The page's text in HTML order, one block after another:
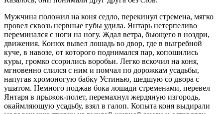
Мужчина положил на коня седло, перекинул стремена, мягко
провел сквозь нервные губы удила. Янтарь нетерпеливо
переминался с ноги на ногу. Ждал ветра, бьющего в ноздри,
движения. Конюх вывел лошадь во двор, где в выгребной
куче, в навозе, от которого поднимался пар, копошились
куры, громко ссорились воробьи. Легко вскочил на коня,
мгновенно слился с ним и помчал по дорожкам усадьбы,
напугав хромоногую бабку Устинью, шедшую со двора с
ушатом. Немного поджав бока лошади стременами, перевел
Янтаря в прыжок-полет, перемахнул жердяную изгородь,
окаймляющую усадьбу, взял в галоп. Копыта коня выдирали